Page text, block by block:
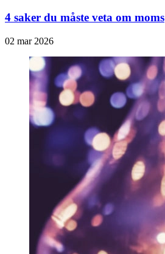
4 saker du måste veta om moms
02 mar 2026